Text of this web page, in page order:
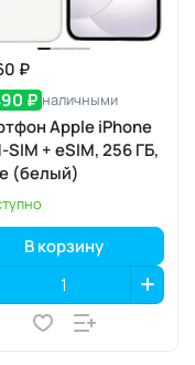
₽
₽ наличными
Apple iPhone
SIM + eSIM, 256 ГБ,
(белый)
В корзину